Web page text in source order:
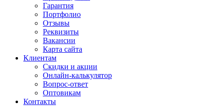
Гарантия
Портфолио
Отзывы
Реквизиты
Вакансии
Карта сайта
Клиентам
Скидки и акции
Онлайн-калькулятор
Вопрос-ответ
Оптовикам
Контакты